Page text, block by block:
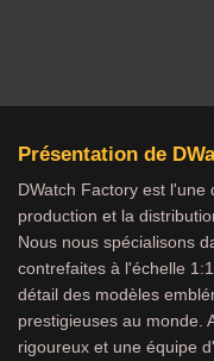
Présentation de
DWatch Factory est
production et la
Nous nous spécialisons
contrefaites à l'échelle
détail des modèles
prestigieuses au monde.
rigoureux et une équipe